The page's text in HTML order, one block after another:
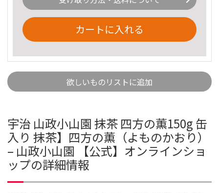
カートに入れる
欲しいものリストに追加
宇治 山政小山園 抹茶 四方の薫150g 缶
入り 抹茶】四方の薫（よものかおり）
– 山政小山園 【公式】オンラインショ
ップの詳細情報